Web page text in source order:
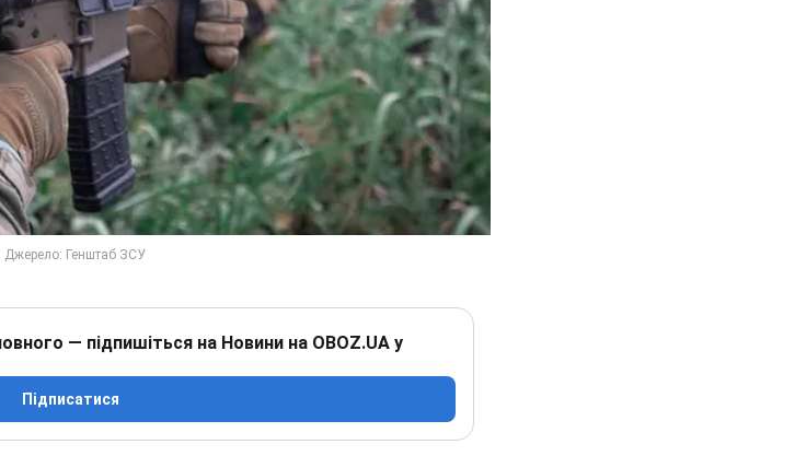
— підпишіться на Новини на OBOZ.UA у
Підписатися